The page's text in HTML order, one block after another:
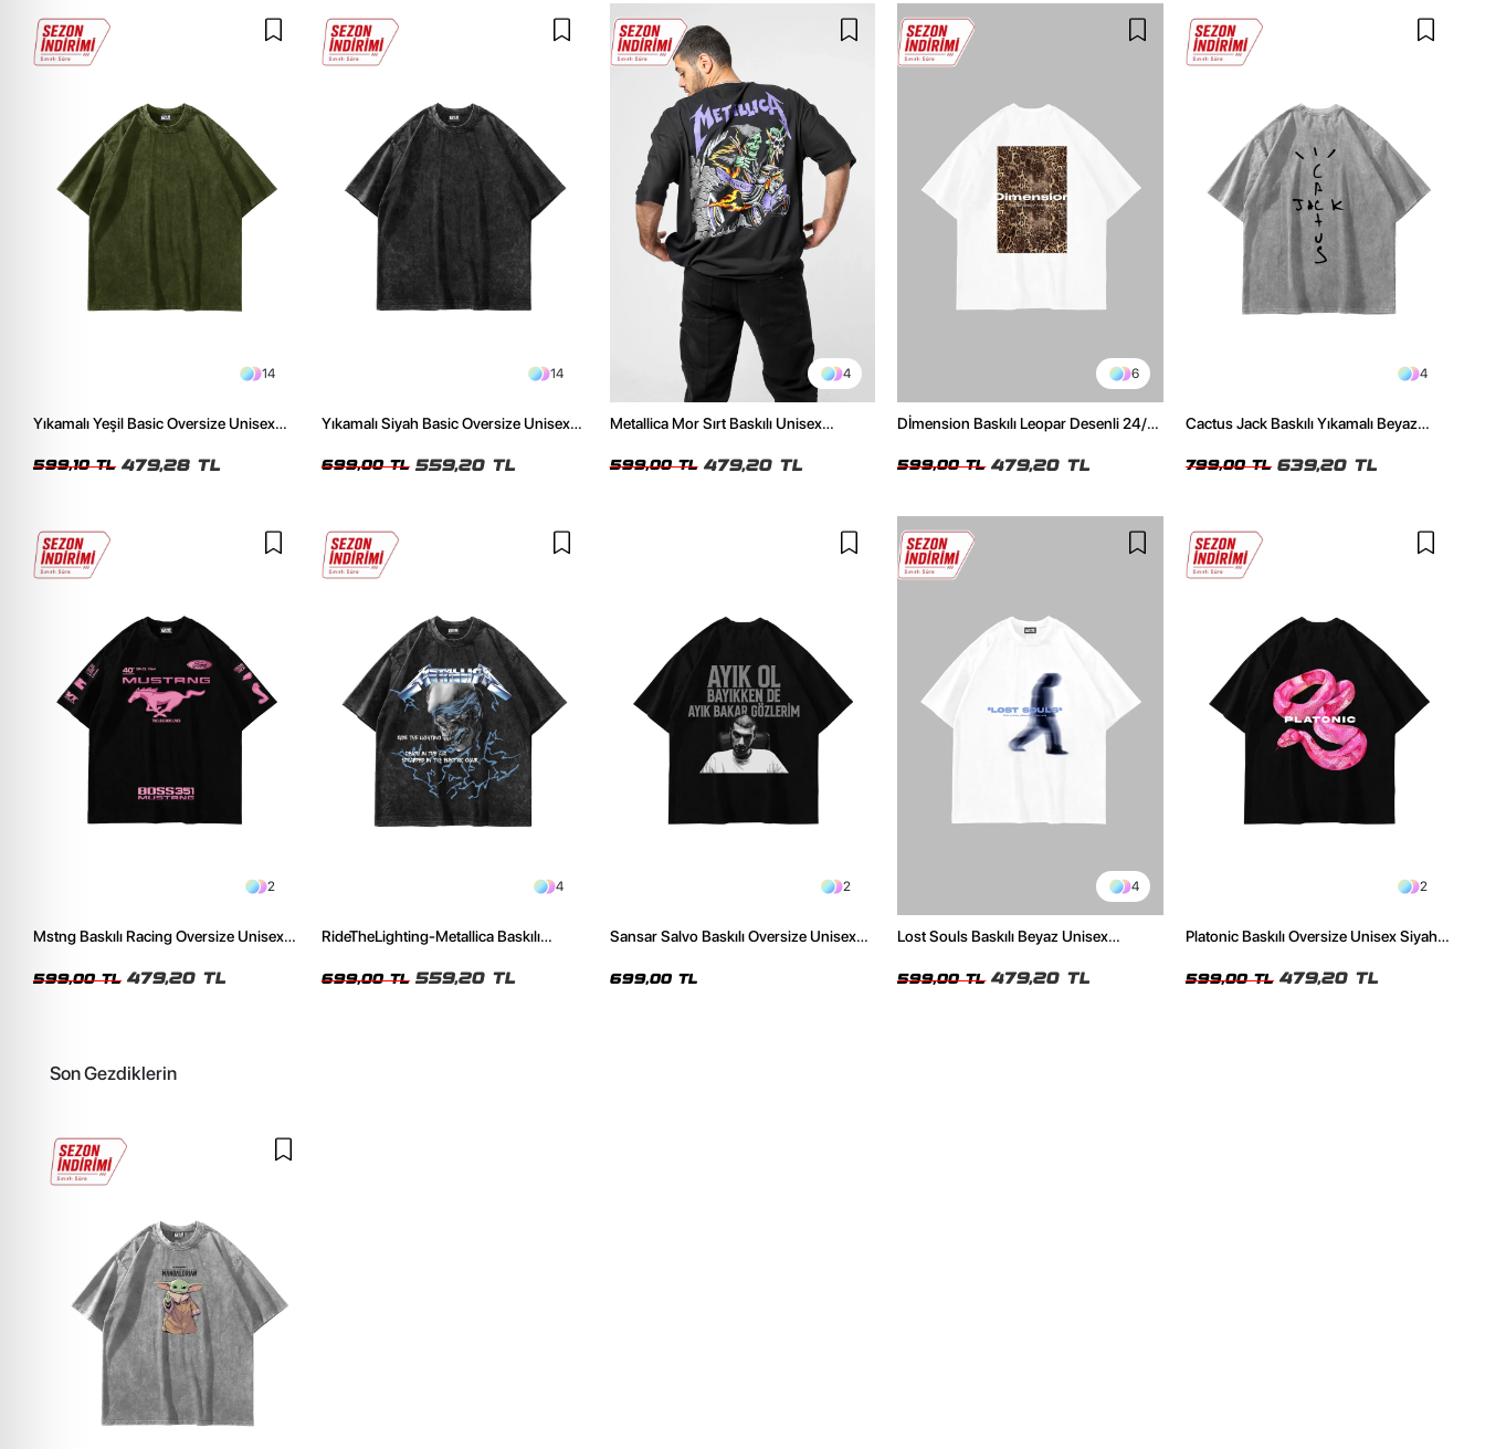
14
Yıkamalı Yeşil Basic Oversize Unisex
599,10 TL 479,28 TL
14
Yıkamalı Siyah Basic Oversize Unisex
699,00 TL 559,20 TL
4
Metallica Mor Sırt Baskılı Unisex
599,00 TL 479,20 TL
6
Dİmension Baskılı Leopar Desenli 24/1
599,00 TL 479,20 TL
4
Cactus Jack Baskılı Yıkamalı Beyaz
799,00 TL 639,20 TL
2
Mstng Baskılı Racing Oversize Unisex
599,00 TL 479,20 TL
4
RideTheLighting-Metallica Baskılı
699,00 TL 559,20 TL
2
Sansar Salvo Baskılı Oversize Unisex
699,00 TL
4
Lost Souls Baskılı Beyaz Unisex
599,00 TL 479,20 TL
2
Platonic Baskılı Oversize Unisex Siyah
599,00 TL 479,20 TL
Son Gezdiklerin